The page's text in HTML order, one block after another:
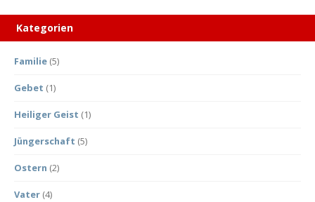
Kategorien
Familie (5)
Gebet (1)
Heiliger Geist (1)
Jüngerschaft (5)
Ostern (2)
Vater (4)